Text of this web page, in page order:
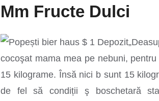
Mm Fructe Dulci
cocoşat mama mea pe nebuni,
15 kilograme. Însă nici b sunt 15
de fel să condiții ş boschetară